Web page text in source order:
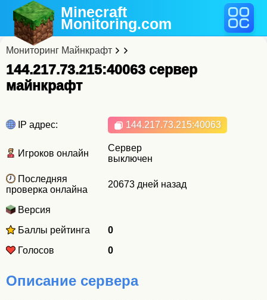
Minecraft
Monitoring.com
Мониторинг Майнкрафт
144.217.73.215:40063 cервер
майнкрафт
IP адрес: 144.217.73.215:40063
Игроков онлайн
Сервер
выключен
Последняя
проверка онлайна
20673 дней назад
Версия
Баллы рейтинга
0
Голосов
0
Описание сервера